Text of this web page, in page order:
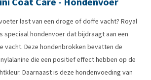
last van een droge of doffe vacht? Royal
speciaal hondenvoer dat bijdraagt aan een
vacht. Deze hondenbrokken bevatten de
die een positief effect hebben op de
Daarnaast is deze hondenvoeding van